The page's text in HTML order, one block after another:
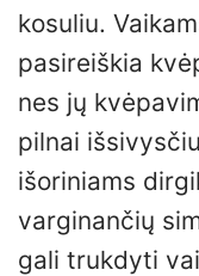
kosuliu.
pasireiškia
nes jų
pilnai
išoriniams
varginančių
gali trukdyti